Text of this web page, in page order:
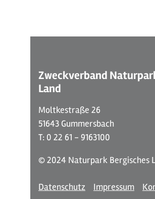
Zweckverband
Land
Moltkestraße 26
51643 Gummersbach
T: 0 22 61 - 9163100
© 2024 Naturpark Bergisches
Datenschutz Impressum